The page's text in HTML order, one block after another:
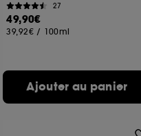
27
49,90€
39,92€ / 100ml
Ajouter au panier